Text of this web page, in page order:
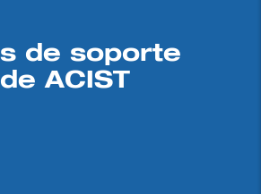
de soporte
ACIST